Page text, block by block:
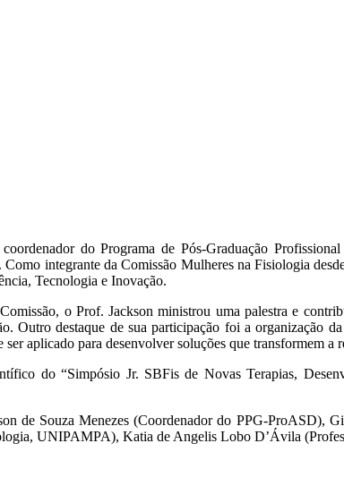
do Programa de Pós-Graduação
integrante da Comissão Mulheres na Fisiologia
Tecnologia e Inovação.
o Prof. Jackson ministrou uma palestra e
Outro destaque de sua participação foi a organização
aplicado para desenvolver soluções que transformem a
do “Simpósio Jr. SBFis de Novas Terapias,
de Souza Menezes (Coordenador do PPG-
UNIPAMPA), Katia de Angelis Lobo D’Ávila